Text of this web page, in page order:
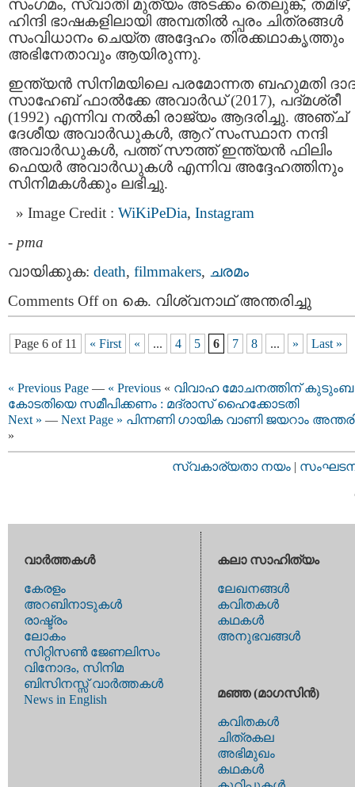
സംഗമം, സ്വാതി മുത്യം അടക്കം തെലുങ്ക്, തമിഴ്,
ഹിന്ദി ഭാഷകളിലായി അമ്പതിൽ പ്പരം ചിത്രങ്ങൾ
സംവിധാനം ചെയ്ത അദ്ദേഹം തിരക്കഥാകൃത്തും
അഭിനേതാവും ആയിരുന്നു.
ഇന്ത്യൻ സിനിമയിലെ പരമോന്നത ബഹുമതി
സാഹേബ് ഫാൽക്കേ അവാർഡ് (2017), പദ്മശ്രീ
(1992) എന്നിവ നൽകി രാജ്യം ആദരിച്ചു. അഞ്ച്
ദേശീയ അവാർഡുകൾ, ആറ് സംസ്ഥാന നന്ദി
അവാർഡുകൾ, പത്ത് സൗത്ത് ഇന്ത്യൻ ഫിലിം
ഫെയർ അവാർഡുകൾ എന്നിവ അദ്ദേഹത്തിനും
സിനിമകള്‍ക്കും ലഭിച്ചു.
Image Credit : WiKiPeDia, Instagram
- pma
വായിക്കുക: death, filmmakers, ചരമം
Comments Offon കെ. വിശ്വനാഥ് അന്തരിച്ചു
Page 6 of 11 « First « ... 4 5 6 7 8 ... » Last »
« Previous Page — « Previous « വിവാഹ മോചനത്തിന് കുടുംബ
കോടതിയെ സമീപിക്കണം : മദ്രാസ് ഹൈക്കോടതി
Next » — Next Page » പിന്നണി ഗായിക വാണി ജയറാം
»
സ്വകാര്യതാ നയം |
വാര്‍ത്തകള്‍
കേരളം
അറബിനാടുകള്‍
രാഷ്ട്രം
ലോകം
സിറ്റിസണ്‍ ജേണലിസം
വിനോദം, സിനിമ
ബിസിനസ്സ് വാര്‍ത്തകള്‍
News in English
കലാ സാഹിത്യം
ലേഖനങ്ങള്‍
കവിതകള്‍
കഥകള്‍
അനുഭവങ്ങള്‍
മഞ്ഞ (മാഗസിന്‍)
കവിതകള്‍
ചിത്രകല
അഭിമുഖം
കഥകള്‍